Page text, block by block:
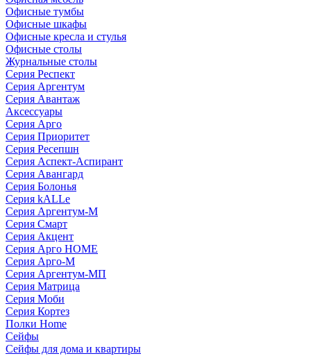
Офисные тумбы
Офисные шкафы
Офисные кресла и стулья
Офисные столы
Журнальные столы
Серия Респект
Серия Аргентум
Серия Авантаж
Аксессуары
Серия Арго
Серия Приоритет
Серия Ресепшн
Серия Аспект-Аспирант
Серия Авангард
Серия Болонья
Серия kALLe
Серия Аргентум-М
Серия Смарт
Серия Акцент
Серия Арго HOME
Серия Арго-М
Серия Аргентум-МП
Серия Матрица
Серия Моби
Серия Кортез
Полки Home
Сейфы
Сейфы для дома и квартиры